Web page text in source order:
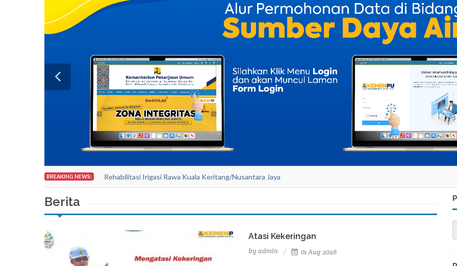
BREAKING NEWS: Rehabilitasi Irigasi Rawa Kuala Keritang/Nusantara Jaya
Berita
Atasi Kekeringan
by admin 01 Aug 2026